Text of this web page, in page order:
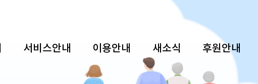
서비스안내 이용안내 새소식 후원안내